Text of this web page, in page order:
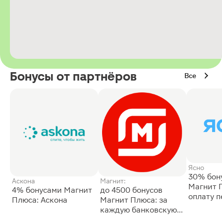
Бонусы от партнёров Все
Аскона
4% бонусами Магнит
Плюса: Аскона
Магнит:
до 4500 бонусов
Магнит Плюса: за
каждую банковскую
Ясно
30%
Магнит
оплату